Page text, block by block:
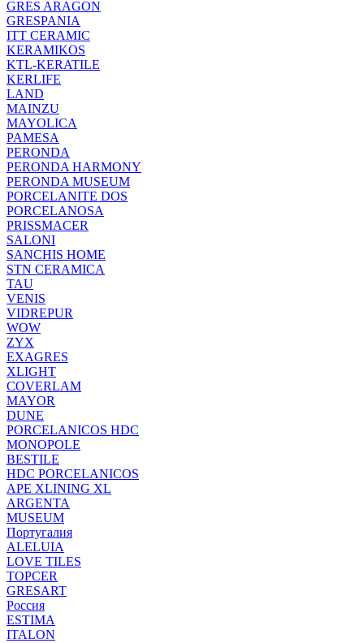
GRES ARAGON
GRESPANIA
ITT CERAMIC
KERAMIKOS
KTL-KERATILE
KERLIFE
LAND
MAINZU
MAYOLICA
PAMESA
PERONDA
PERONDA HARMONY
PERONDA MUSEUM
PORCELANITE DOS
PORCELANOSA
PRISSMACER
SALONI
SANCHIS HOME
STN CERAMICA
TAU
VENIS
VIDREPUR
WOW
ZYX
EXAGRES
XLIGHT
COVERLAM
MAYOR
DUNE
PORCELANICOS HDC
MONOPOLE
BESTILE
HDC PORCELANICOS
APE XLINING XL
ARGENTA
MUSEUM
Португалия
ALELUIA
LOVE TILES
TOPCER
GRESART
Россия
ESTIMA
ITALON